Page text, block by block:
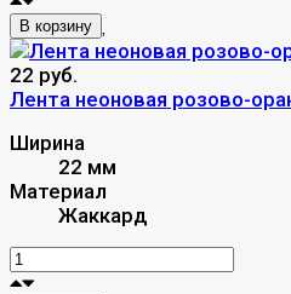
В корзину
22 руб.
Лента неоновая розово-
Ширина
22 мм
Материал
Жаккард